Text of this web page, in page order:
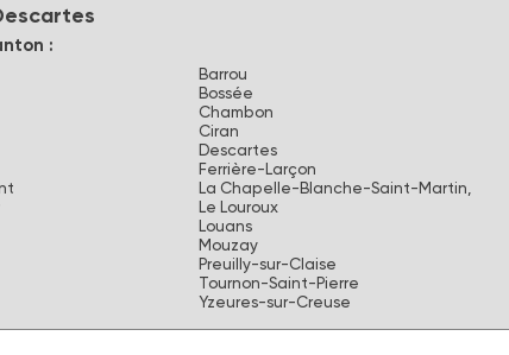
:
Barrou
Bossée
Chambon
Ciran
Descartes
Ferrière-Larçon
La Chapelle-Blanche-Saint-Martin,
Le Louroux
Louans
Mouzay
Preuilly-sur-Claise
Tournon-Saint-Pierre
Yzeures-sur-Creuse